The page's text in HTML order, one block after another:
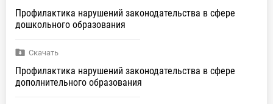
Профилактика нарушений законодательства в сфере
дошкольного образования
Скачать
Профилактика нарушений законодательства в сфере
дополнительного образования